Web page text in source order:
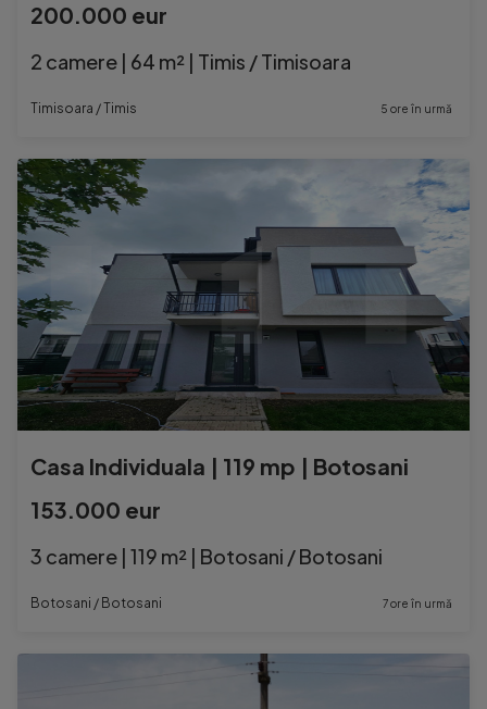
200.000 eur
2 camere | 64 m² | Timis / Timisoara
Timisoara / Timis 5 ore în urmă
Casa Individuala | 119 mp | Botosani
153.000 eur
3 camere | 119 m² | Botosani / Botosani
Botosani / Botosani 7 ore în urmă